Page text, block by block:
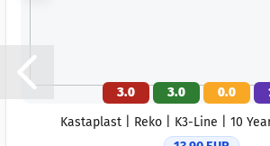
3.0 3.0 0.0
Kastaplast | Reko | K3-Line | 10